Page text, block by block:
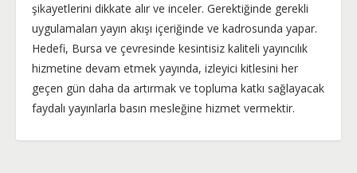
şikayetlerini dikkate alır ve inceler. Gerektiğinde gerekli
uygulamaları yayın akışı içeriğinde ve kadrosunda yapar.
Hedefi, Bursa ve çevresinde kesintisiz kaliteli yayıncılık
hizmetine devam etmek yayında, izleyici kitlesini her
geçen gün daha da artırmak ve topluma katkı sağlayacak
faydalı yayınlarla basın mesleğine hizmet vermektir.